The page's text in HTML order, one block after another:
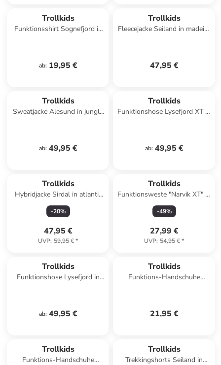
Trollkids
Funktionsshirt Sognefjord in
ab: 19,95 €
Trollkids
Fleecejacke Seiland in madeira
47,95 €
Trollkids
Sweatjacke Alesund in jungle
ab: 49,95 €
Trollkids
Funktionshose Lysefjord XT in
ab: 49,95 €
Trollkids
Hybridjacke Sirdal in atlantic
blue
-20%
47,95 €
UVP: 59,95 €*
Trollkids
Funktionsweste "Narvik XT" in
Dunkelblau
-49%
27,99 €
UVP: 54,95 €*
Trollkids
Funktionshose Lysefjord in
ab: 49,95 €
Trollkids
Funktions-Handschuhe
21,95 €
Trollkids
Funktions-Handschuhe
Trollkids
Trekkingshorts Seiland in